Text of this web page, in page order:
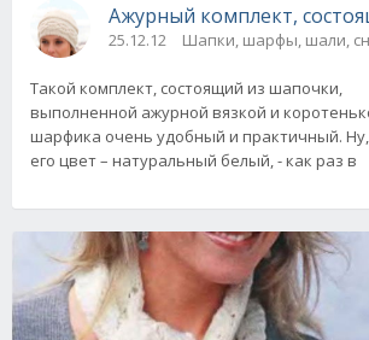
Ажурный комплект,
25.12.12 Шапки, шарфы, шали,
Такой комплект, состоящий из шапочки,
выполненной ажурной вязкой и
шарфика очень удобный и практичный.
его цвет – натуральный белый, - как раз в